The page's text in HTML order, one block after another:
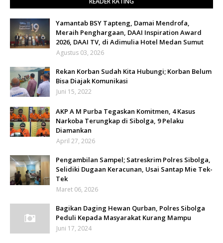
Yamantab BSY Tapteng, Damai Mendrofa,
Meraih Penghargaan, DAAI Inspiration Award
2026, DAAI TV, di Adimulia Hotel Medan Sumut
Agustus 03, 2026
Rekan Korban Sudah Kita Hubungi; Korban Belum
Bisa Diajak Komunikasi
Juni 15, 2022
AKP A M Purba Tegaskan Komitmen, 4 Kasus
Narkoba Terungkap di Sibolga, 9 Pelaku
Diamankan
April 27, 2026
Pengambilan Sampel; Satreskrim Polres Sibolga,
Selidiki Dugaan Keracunan, Usai Santap Mie Tek-
Tek
Maret 06, 2026
Bagikan Daging Hewan Qurban, Polres Sibolga
Peduli Kepada Masyarakat Kurang Mampu
Juni 17, 2024